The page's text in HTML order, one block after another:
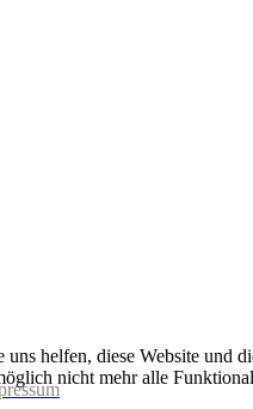
helfen, diese Website und
nicht mehr alle